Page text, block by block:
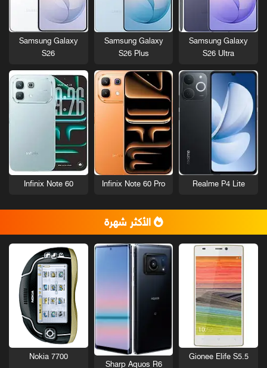
Samsung Galaxy
S26 Ultra
Samsung Galaxy
S26 Plus
Samsung Galaxy
S26
Realme P4 Lite
Infinix Note 60 Pro
Infinix Note 60
الأكثر شهرة
Gionee Elife S5.5
Sharp Aquos R6
Nokia 7700